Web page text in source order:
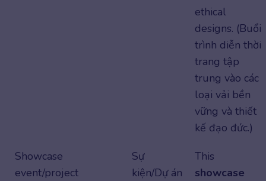
ethical
designs. (Buổi
trình diễn thời
trang tập
trung vào các
loại vải bền
vững và thiết
kế đạo đức.)
Showcase
event/project
Sự
kiện/Dự án
This
showcase